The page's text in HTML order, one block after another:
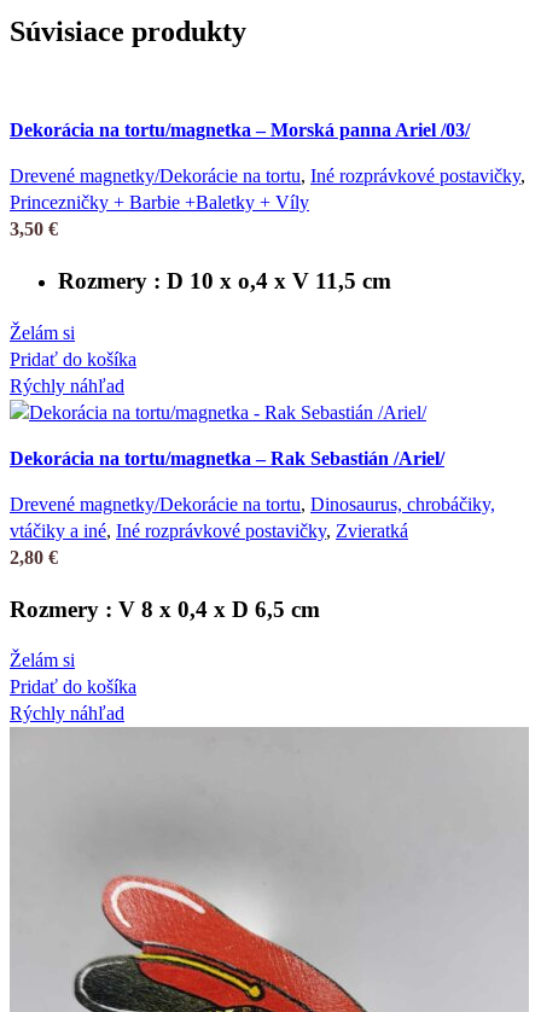
Súvisiace produkty
Dekorácia na tortu/magnetka – Morská panna Ariel /03/
Drevené magnetky/Dekorácie na tortu, Iné rozprávkové postavičky,
Princezničky + Barbie +Baletky + Víly
3,50 €
Rozmery : D 10 x o,4 x V 11,5 cm
Želám si
Pridať do košíka
Rýchly náhľad
Dekorácia na tortu/magnetka – Rak Sebastián /Ariel/
Drevené magnetky/Dekorácie na tortu, Dinosaurus, chrobáčiky,
vtáčiky a iné, Iné rozprávkové postavičky, Zvieratká
2,80 €
Rozmery : V 8 x 0,4 x D 6,5 cm
Želám si
Pridať do košíka
Rýchly náhľad